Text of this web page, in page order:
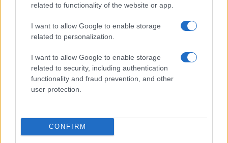
related to functionality of the website or app.
I want to allow Google to enable storage
related to personalization.
I want to allow Google to enable storage
related to security, including authentication
functionality and fraud prevention, and other
user protection.
CONFIRM
ΟΜΟΓΕΝΕΙΑ
Από τη Λάρνακα στη Μελβούρνη: Η ιστορία του
Αυστραλία μόνο με ένα διαβατήριο στην τσέπη